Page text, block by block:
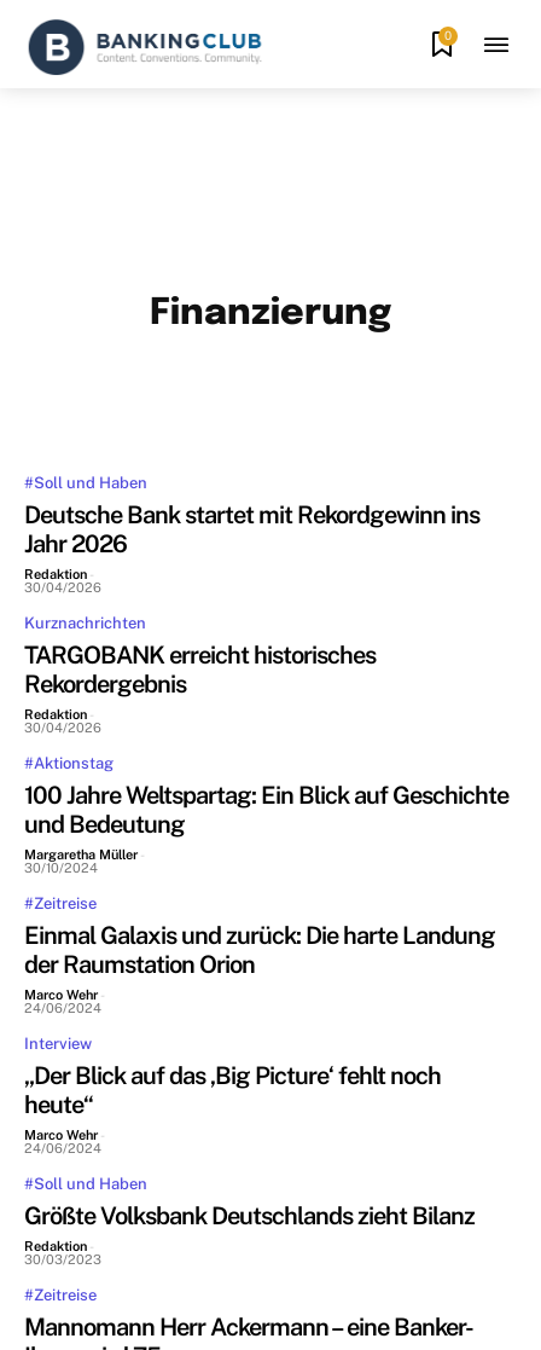
0
Finanzierung
#Soll und Haben
Deutsche Bank startet mit Rekordgewinn ins
Jahr 2026
Redaktion -
30/04/2026
Kurznachrichten
TARGOBANK erreicht historisches
Rekordergebnis
Redaktion -
30/04/2026
#Aktionstag
100 Jahre Weltspartag: Ein Blick auf Geschichte
und Bedeutung
Margaretha Müller -
30/10/2024
#Zeitreise
Einmal Galaxis und zurück: Die harte Landung
der Raumstation Orion
Marco Wehr -
24/06/2024
Interview
„Der Blick auf das ‚Big Picture‘ fehlt noch
heute“
Marco Wehr -
24/06/2024
#Soll und Haben
Größte Volksbank Deutschlands zieht Bilanz
Redaktion -
30/03/2023
#Zeitreise
Mannomann Herr Ackermann – eine Banker-